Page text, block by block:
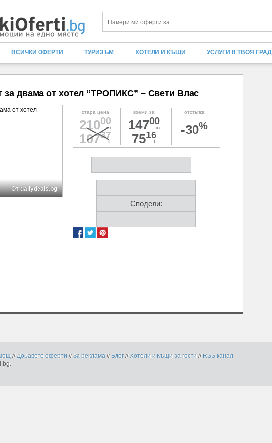
Търси
ВСИЧКИ ОФЕРТИ ТУРИЗЪМ ХОТЕЛИ И КЪЩИ УСЛУГИ В ТВОЯ ГРАД
за двама от хотел “ТРОПИКС” – Свети Влас
От dailydeals.bg
стара цена
21000
лв
10737
€
вземи за
14700
лв
7516
€
отстъпка
-30%
Сподели:
//Добавете оферти //За реклама // Блог //Хотели и Къщи за гости // RSS канал